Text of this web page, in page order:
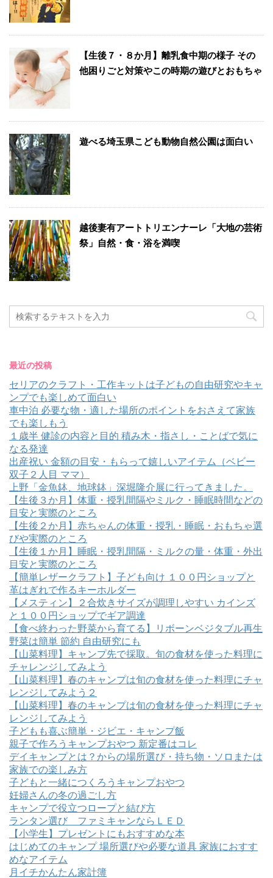
【生後７・８か月】離乳食中期の様子 その
他困りごと対策やこの時期の遊びとおもちゃ
遊べる埼玉県こども動物自然公園は面白い
越後妻有アートトリエンナーレ「大地の芸術
祭」自然・食・浴を満喫
最近の投稿
セリアのクラフト・工作キットは子どもの自由研究やキャ
ンプでも楽しめて面白い
車中泊 必要な物・適した場所のポイントをおさえて家族
でも楽しもう
１歳半 健診の内容と目的 積み木・指さし・ことばで気に
なる発達
出産祝い 金額の目安・もらって嬉しいアイテム（ベビー
双子２人目 ママ）
上野「金魚鉢、地球鉢」深堀隆介展に行ってきました。
【生後３か月】体重・授乳間隔やミルク・睡眠時間などの
目安と実際のところ
【生後２か月】赤ちゃんの体重・授乳・睡眠・おもちゃ選
びや実際のところ
【生後１か月】睡眠・授乳間隔・ミルクの量・体重・外出
目安と実際のところ
【簡単レザークラフト】子ども向け １００円ショップと
革はぎれで作るキーホルダー
【メスティン】２合炊きサイズが調理しやすい カインズ
と１００円ショップでギア調達
【食べ終わった野菜から育てる】リボーンベジタブル再生
野菜は簡単 節約 自由研究にも
【山菜料理】キャンプ先で採取。旬の食材を使った料理に
チャレンジしてみよう
【山菜料理】春のキャンプは旬の食材を使った料理にチャ
レンジしてみよう２
【山菜料理】春のキャンプは旬の食材を使った料理にチャ
レンジしてみよう
子どもも喜ぶ簡単・ジビエ・キャンプ飯
親子で作ろうキャンプおやつ 新定番はコレ
デイキャンプとは？からの場所選び・持ち物・ソロまたは
家族での楽しみ方
子どもと一緒につくろうキャンプおやつ
妊婦さんの冬の過ごし方
キャンプで役立つロープと結び方
ランタン選び ファミキャンならＬＥＤ
【小学生】プレゼントにもおすすめな本
はじめてのキャンプ 場所選びや必要な道具 家族におすす
めなアイテム
月イチかんたん家計簿